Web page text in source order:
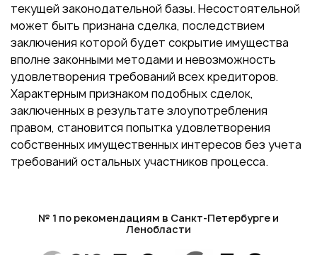
текущей законодательной базы. Несостоятельной
может быть признана сделка, последствием
заключения которой будет сокрытие имущества
вполне законными методами и невозможность
удовлетворения требований всех кредиторов.
Характерным признаком подобных сделок,
заключенных в результате злоупотребления
правом, становится попытка удовлетворения
собственных имущественных интересов без учета
требований остальных участников процесса.
№ 1 по рекомендациям в Санкт-Петербурге и
Ленобласти